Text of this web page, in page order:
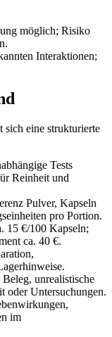
möglich; Risiko
Interaktionen;
eine strukturierte
Tests
Reinheit und
Pulver, Kapseln
pro Portion.
15 €/100 Kapseln;
ca. 40 €.
unrealistische
oder Untersuchungen.
im